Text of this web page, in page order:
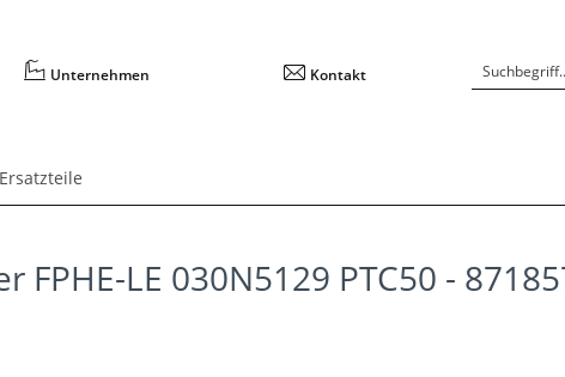
Unternehmen Kontakt
Ersatzteile
FPHE-LE 030N5129 PTC50 -